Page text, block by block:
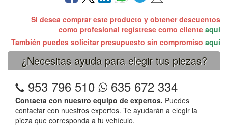
Si desea comprar este producto y obtener descuentos
como profesional regístrese como cliente aquí
También puedes solicitar presupuesto sin compromiso aquí
¿Necesitas ayuda para elegir tus piezas?
953 796 510 635 672 334
Contacta con nuestro equipo de expertos. Puedes
contactar con nuestros expertos. Te ayudarán a elegir la
pieza que corresponda a tu vehículo.